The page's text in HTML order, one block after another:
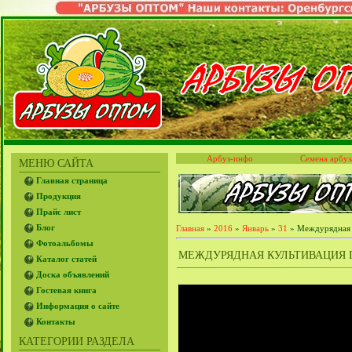
МЕНЮ САЙТА
Главная страница
Продукция
Прайс лист
Блог
Фотоальбомы
Каталог статей
Доска объявлений
Гостевая книга
Информация о сайте
Контакты
КАТЕГОРИИ РАЗДЕЛА
Арбуз-инфо Семена
Главная » 2016 » Январь » 31 » Междурядная
МЕЖДУРЯДНАЯ КУЛЬТИВАЦИЯ